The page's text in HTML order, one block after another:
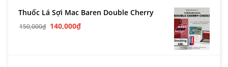
Thuốc Lá Sợi Mac Baren Double Cherry
150,000₫ 140,000₫